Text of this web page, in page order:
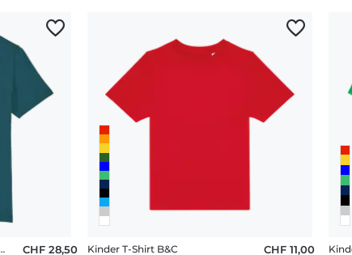
Männer Bio T-Shirt Stanley Stella 2.0 CHF 28,50 Kinder T-Shirt B&C CHF 11,00